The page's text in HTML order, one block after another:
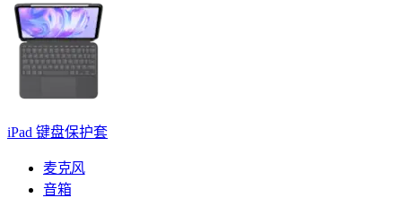
iPad 键盘保护套
麦克风
音箱